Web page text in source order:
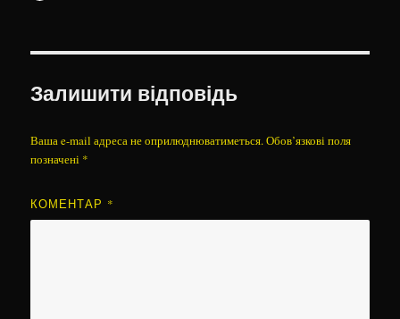
Залишити відповідь
Ваша e-mail адреса не оприлюднюватиметься.Обов’язкові поля
позначені *
КОМЕНТАР *